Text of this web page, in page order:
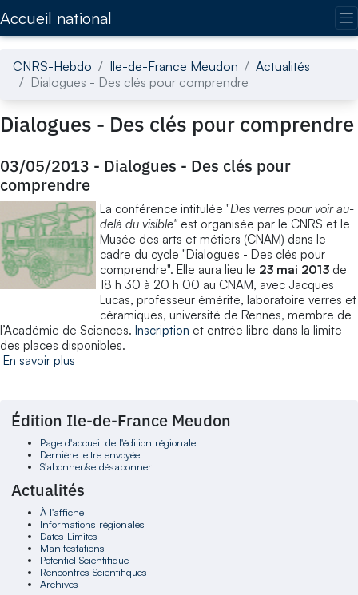
Accueil national
CNRS-Hebdo Ile-de-France Meudon
Actualités
Dialogues - Des clés pour comprendre
Dialogues - Des clés pour comprendre
03/05/2013 - Dialogues - Des clés pour
comprendre
La conférence intitulée "Des verres pour voir au-
delà du visible" est organisée par le CNRS et le
Musée des arts et métiers (CNAM) dans le
cadre du cycle "Dialogues - Des clés pour
comprendre". Elle aura lieu le 23 mai 2013 de
18 h 30 à 20 h 00 au CNAM, avec Jacques
Lucas, professeur émérite, laboratoire verres et
céramiques, université de Rennes, membre de
l’Académie de Sciences. Inscription et entrée libre dans la limite
des places disponibles.
En savoir plus
Édition Ile-de-France Meudon
Page d'accueil de l'édition régionale
Dernière lettre envoyée
S'abonner/se désabonner
Actualités
À l'affiche
Informations régionales
Dates Limites
Manifestations
Potentiel Scientifique
Rencontres Scientifiques
Archives